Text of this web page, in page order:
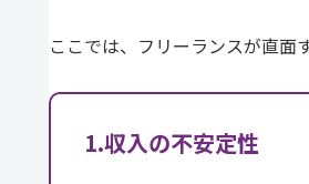
ここでは、フリーランスが直面
1.収入の不安定性